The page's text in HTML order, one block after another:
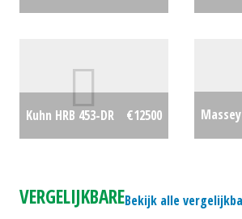
Kuhn HRB 453-DR €12500
Bekijk alle
VERGELIJKBARE